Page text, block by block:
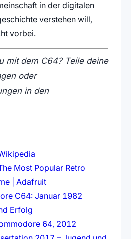
in der digitalen
verstehen will,
vorbei.
mit dem C64? Teile deine
oder
in den
(öffnet in neuem Tab)
Most Popular Retro
| Adafruit(öffnet in neuem Tab)
C64: Januar 1982
Erfolg(öffnet in neuem Tab)
64, 2012(öffnet in